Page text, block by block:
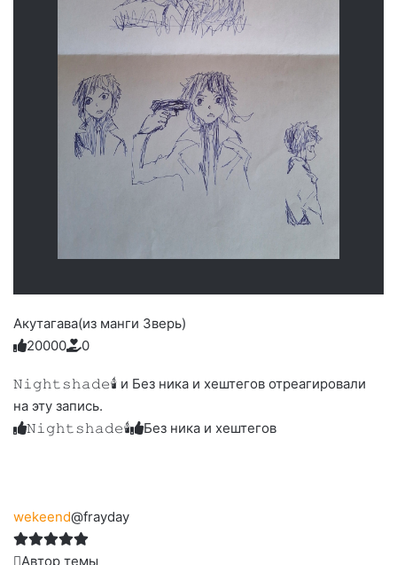
Акутагава(из манги Зверь)
Голосуйте
вверх.
2
Нажмите
реакцию:
улыбаюсь
0
Нажмите
реакцию:
до
слез
0
Нажмите
реакцию:
0
Нажмите
реакцию:
0
Нажмите
благодарю
0
𝙽𝚒𝚐𝚑𝚝𝚜𝚑𝚊𝚍𝚎🕯 и Без ника и хештегов отреагировали
на эту запись.
𝙽𝚒𝚐𝚑𝚝𝚜𝚑𝚊𝚍𝚎🕯
Без ника и хештегов
wekeend@frayday
Автор темы